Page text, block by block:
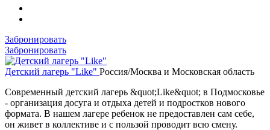
Забронировать
Забронировать
Детский лагерь "Like" Россия/Москва и Московская область
Современный детский лагерь &quot;Like&quot; в Подмосковье
- организация досуга и отдыха детей и подростков нового
формата. В нашем лагере ребенок не предоставлен сам себе,
он живет в коллективе и с пользой проводит всю смену.